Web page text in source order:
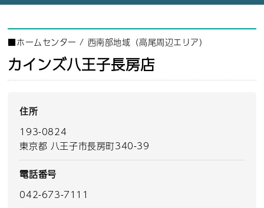
■ホームセンター / 西南部地域（高尾周辺エリア）
カインズ八王子長房店
住所
193-0824
東京都 八王子市長房町340-39
電話番号
042-673-7111